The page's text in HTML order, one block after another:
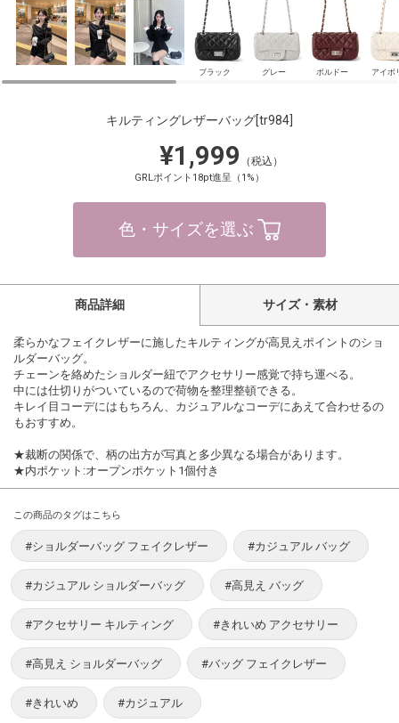
ブラック グレー ボルドー アイボ
キルティングレザーバッグ[tr984]
¥1,999 （税込）
GRLポイント18pt進呈（1%）
色・サイズを選ぶ
商品詳細 サイズ・素材
柔らかなフェイクレザーに施したキルティングが高見えポイントのショ
ルダーバッグ。
チェーンを絡めたショルダー紐でアクセサリー感覚で持ち運べる。
中には仕切りがついているので荷物を整理整頓できる。
キレイ目コーデにはもちろん、カジュアルなコーデにあえて合わせるの
もおすすめ。
★裁断の関係で、柄の出方が写真と多少異なる場合があります。
★内ポケット:オープンポケット1個付き
この商品のタグはこちら
#ショルダーバッグ フェイクレザー #カジュアル バッグ
#カジュアル ショルダーバッグ #高見え バッグ
#アクセサリー キルティング #きれいめ アクセサリー
#高見え ショルダーバッグ #バッグ フェイクレザー
#きれいめ #カジュアル